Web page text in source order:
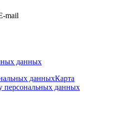
mail
данных
данныхКарта
персональных данных